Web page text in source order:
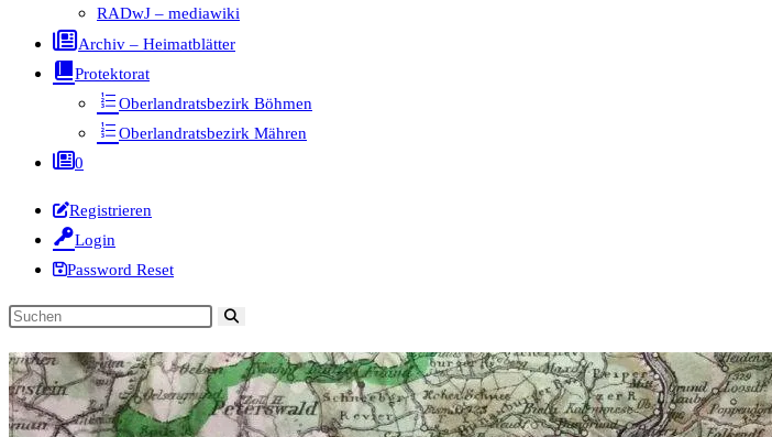
RADwJ – mediawiki
Archiv – Heimatblätter
Protektorat
Oberlandratsbezirk Böhmen
Oberlandratsbezirk Mähren
0
Registrieren
Login
Password Reset
Diese
durchsuchen